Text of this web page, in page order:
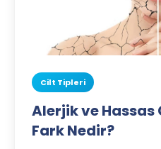
Cilt Tipleri
Alerjik ve Hassas
Fark Nedir?